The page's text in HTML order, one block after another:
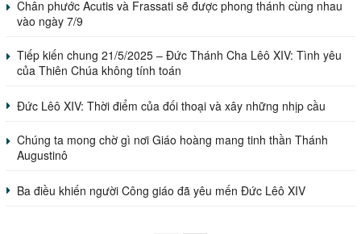
Chân phước Acutis và Frassati sẽ được phong thánh cùng nhau
vào ngày 7/9
Tiếp kiến chung 21/5/2025 – Đức Thánh Cha Lêô XIV: Tình yêu
của Thiên Chúa không tính toán
Đức Lêô XIV: Thời điểm của đối thoại và xây những nhịp cầu
Chúng ta mong chờ gì nơi Giáo hoàng mang tinh thần Thánh
Augustinô
Ba điều khiến người Công giáo đã yêu mến Đức Lêô XIV